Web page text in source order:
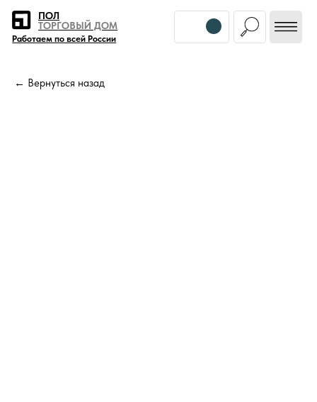
Работаем по всей России
ПОЛ
ТОРГОВЫЙ ДОМ
← Вернуться назад